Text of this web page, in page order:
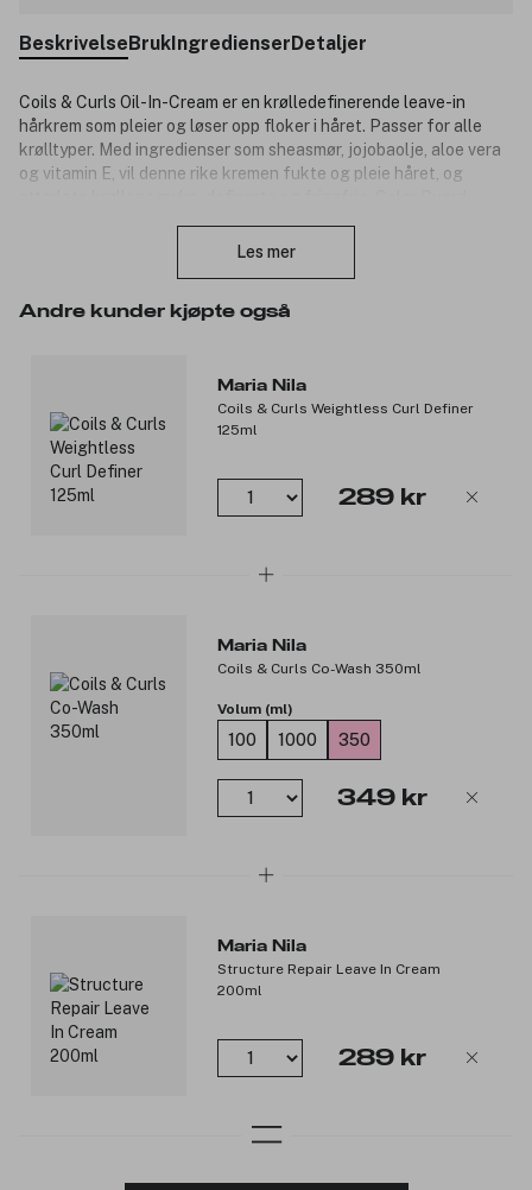
BeskrivelseBrukIngredienserDetaljer
Coils & Curls Oil-In-Cream er en krølledefinerende leave-in
hårkrem som pleier og løser opp floker i håret. Passer for alle
krølltyper. Med ingredienser som sheasmør, jojobaolje, aloe vera
og vitamin E, vil denne rike kremen fukte og pleie håret, og
Les mer
Andre kunder kjøpte også
Maria Nila
Coils & Curls Weightless Curl Definer
125ml
289 kr
Maria Nila
Coils & Curls Co-Wash 350ml
Volum (ml)
100 1000 350
349 kr
Maria Nila
Structure Repair Leave In Cream
200ml
289 kr